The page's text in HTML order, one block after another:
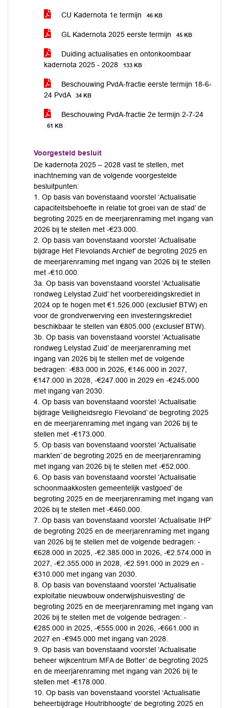
CU Kadernota 1e termijn 46 KB
GL Kadernota 2025 eerste termijn 45 KB
Duiding actualisaties en ontonkoombaar
kadernota 2025 - 2028
133 KB
Beschouwing PvdA-fractie eerste termijn 18-6-
24 PvdA
34 KB
Beschouwing PvdA-fractie 2e termijn 2-7-24
61 KB
Voorgesteld besluit
De kadernota 2025 – 2028 vast te stellen, met
inachtneming van de volgende voorgestelde
besluitpunten:
1. Op basis van bovenstaand voorstel ‘Actualisatie
capaciteitsbehoefte in relatie tot groei van de stad’ de
begroting 2025 en de meerjarenraming met ingang van
2026 bij te stellen met -€23.000.
2. Op basis van bovenstaand voorstel ‘Actualisatie
bijdrage Het Flevolands Archief’ de begroting 2025 en
de meerjarenraming met ingang van 2026 bij te stellen
met -€10.000.
3a. Op basis van bovenstaand voorstel ‘Actualisatie
rondweg Lelystad Zuid’ het voorbereidingskrediet in
2024 op te hogen met €1.526.000 (exclusief BTW) en
voor de grondverwerving een investeringskrediet
beschikbaar te stellen van €805.000 (exclusief BTW).
3b. Op basis van bovenstaand voorstel ‘Actualisatie
rondweg Lelystad Zuid’ de meerjarenraming met
ingang van 2026 bij te stellen met de volgende
bedragen: -€83.000 in 2026, €146.000 in 2027,
€147.000 in 2028, -€247.000 in 2029 en -€245.000
met ingang van 2030.
4. Op basis van bovenstaand voorstel ‘Actualisatie
bijdrage Veiligheidsregio Flevoland’ de begroting 2025
en de meerjarenraming met ingang van 2026 bij te
stellen met -€173.000.
5. Op basis van bovenstaand voorstel ‘Actualisatie
markten’ de begroting 2025 en de meerjarenraming
met ingang van 2026 bij te stellen met -€52.000.
6. Op basis van bovenstaand voorstel ‘Actualisatie
schoonmaakkosten gemeentelijk vastgoed’ de
begroting 2025 en de meerjarenraming met ingang van
2026 bij te stellen met -€460.000.
7. Op basis van bovenstaand voorstel ‘Actualisatie IHP’
de begroting 2025 en de meerjarenraming met ingang
van 2026 bij te stellen met de volgende bedragen: -
€628.000 in 2025, -€2.385.000 in 2026, -€2.574.000 in
2027, -€2.355.000 in 2028, -€2.591.000 in 2029 en -
€310.000 met ingang van 2030.
8. Op basis van bovenstaand voorstel ‘Actualisatie
exploitatie nieuwbouw onderwijshuisvesting’ de
begroting 2025 en de meerjarenraming met ingang van
2026 bij te stellen met de volgende bedragen: -
€285.000 in 2025, -€555.000 in 2026, -€661.000 in
2027 en -€945.000 met ingang van 2028.
9. Op basis van bovenstaand voorstel ‘Actualisatie
beheer wijkcentrum MFA de Botter’ de begroting 2025
en de meerjarenraming met ingang van 2026 bij te
stellen met -€178.000.
10. Op basis van bovenstaand voorstel ‘Actualisatie
beheerbijdrage Houtribhoogte’ de begroting 2025 en